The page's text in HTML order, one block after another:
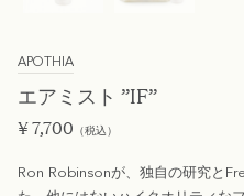
APOTHIA
エアミスト ”IF”
¥7,700 （税込）
Ron Robinsonが、独自の研究と